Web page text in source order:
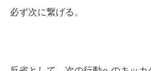
必ず次に繋げる。